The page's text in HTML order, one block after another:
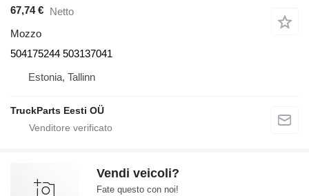
67,74 € Netto
Mozzo
504175244 503137041
Estonia, Tallinn
TruckParts Eesti OÜ
Vendi veicoli?
Fate questo con noi!